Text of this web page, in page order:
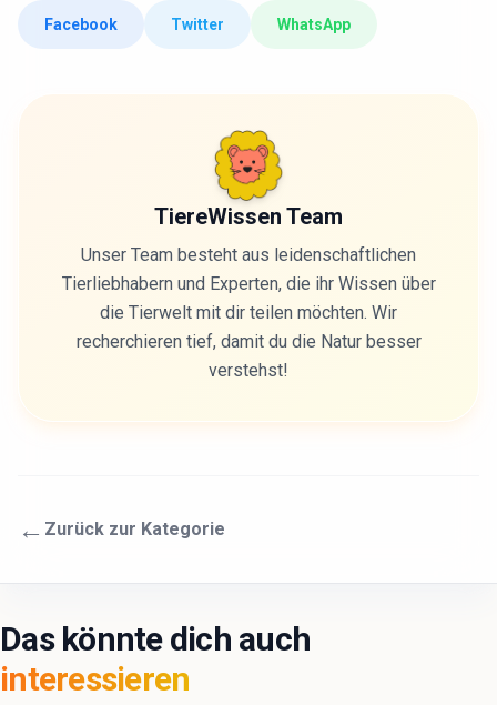
Facebook Twitter WhatsApp
TiereWissen Team
Unser Team besteht aus leidenschaftlichen
Tierliebhabern und Experten, die ihr Wissen über
die Tierwelt mit dir teilen möchten. Wir
recherchieren tief, damit du die Natur besser
verstehst!
← Zurück zur Kategorie
Das könnte dich auch
interessieren